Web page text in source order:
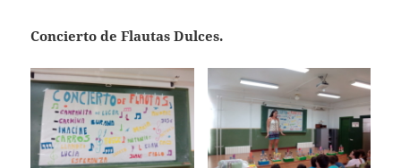
Concierto de Flautas Dulces.